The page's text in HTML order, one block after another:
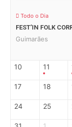
Todo o Dia
FEST’IN FOLK
Guimarães
10 11
17 18
24 25